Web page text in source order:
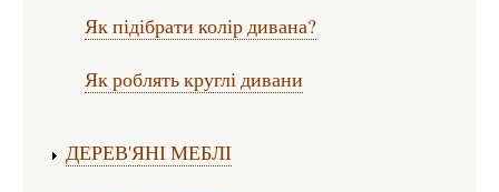
Як підібрати колір дивана?
Як роблять круглі дивани
ДЕРЕВ'ЯНІ МЕБЛІ